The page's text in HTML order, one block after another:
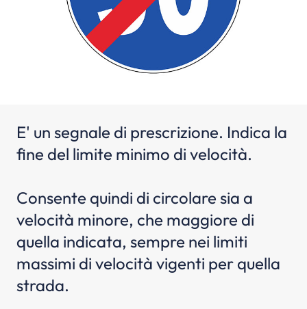
E' un segnale di prescrizione. Indica la
fine del limite minimo di velocità.
Consente quindi di circolare sia a
velocità minore, che maggiore di
quella indicata, sempre nei limiti
massimi di velocità vigenti per quella
strada.